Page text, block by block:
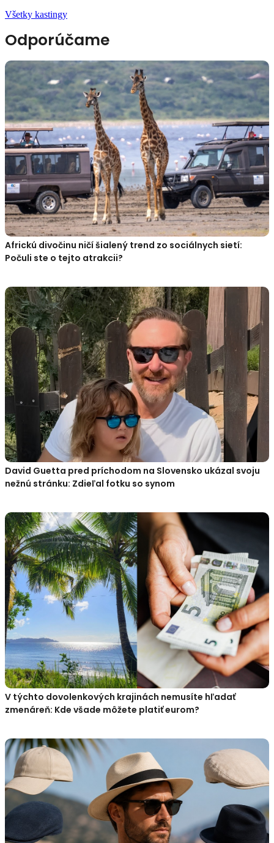
Všetky kastingy
Odporúčame
Africkú divočinu ničí šialený trend zo sociálnych sietí:
Počuli ste o tejto atrakcii?
David Guetta pred príchodom na Slovensko ukázal svoju
nežnú stránku: Zdieľal fotku so synom
V týchto dovolenkových krajinách nemusíte hľadať
zmenáreň: Kde všade môžete platiť eurom?